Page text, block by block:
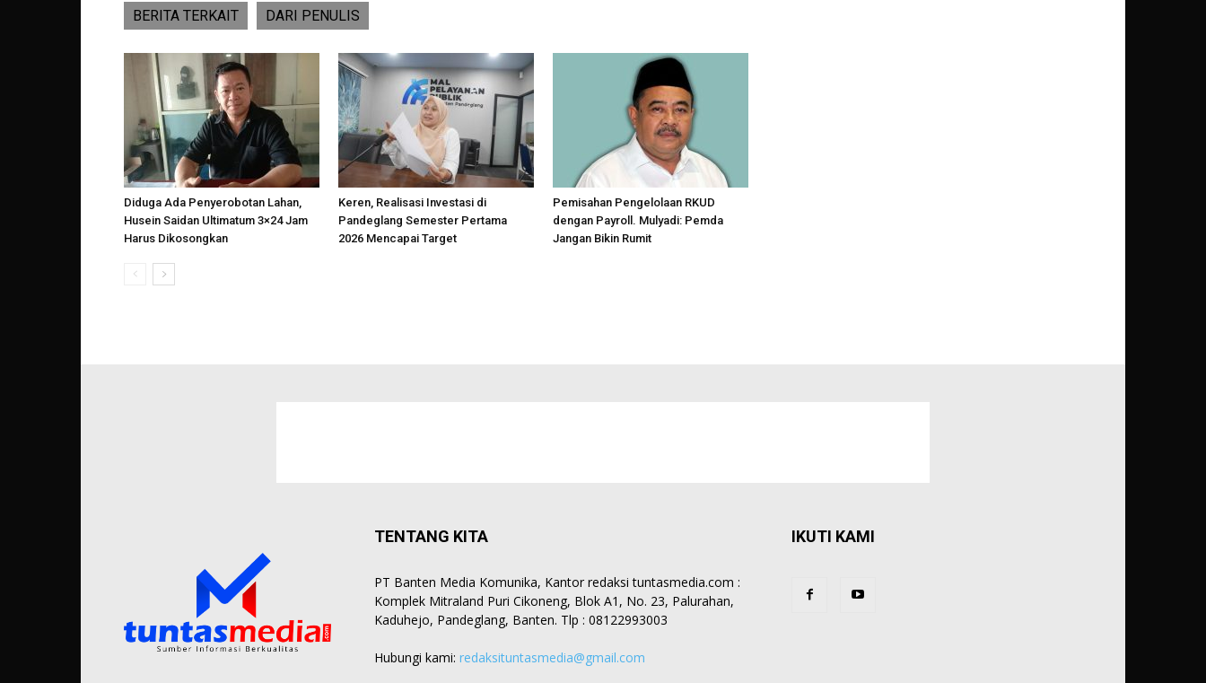
BERITA TERKAIT DARI PENULIS
Diduga Ada Penyerobotan Lahan,
Husein Saidan Ultimatum 3×24 Jam
Harus Dikosongkan
Keren, Realisasi Investasi di
Pandeglang Semester Pertama
2026 Mencapai Target
Pemisahan Pengelolaan RKUD
dengan Payroll. Mulyadi: Pemda
Jangan Bikin Rumit
TENTANG KITA
PT Banten Media Komunika, Kantor redaksi tuntasmedia.com :
Komplek Mitraland Puri Cikoneng, Blok A1, No. 23, Palurahan,
Kaduhejo, Pandeglang, Banten. Tlp : 08122993003
Hubungi kami: redaksituntasmedia@gmail.com
IKUTI KAMI